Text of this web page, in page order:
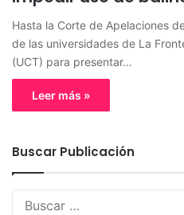
Hasta la Corte de Apelaciones
de las universidades de La
(UCT) para presentar…
Leer más »
Buscar Publicación